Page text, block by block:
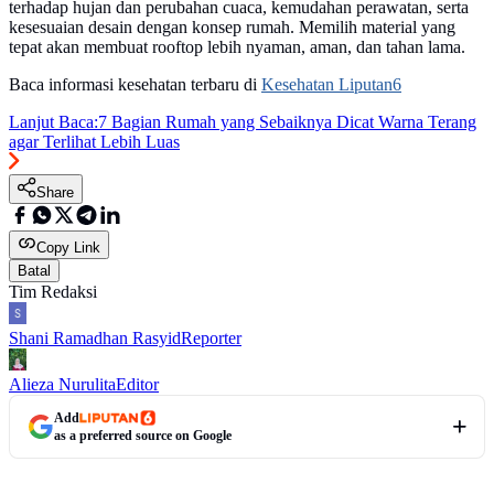
terhadap hujan dan perubahan cuaca, kemudahan perawatan, serta
kesesuaian desain dengan konsep rumah. Memilih material yang
tepat akan membuat rooftop lebih nyaman, aman, dan tahan lama.
Baca informasi kesehatan terbaru di Kesehatan Liputan6
Lanjut Baca:7 Bagian Rumah yang Sebaiknya Dicat Warna Terang
agar Terlihat Lebih Luas
Share
Copy Link
Batal
Tim Redaksi
Shani Ramadhan RasyidReporter
Alieza NurulitaEditor
Add
as a preferred source on Google